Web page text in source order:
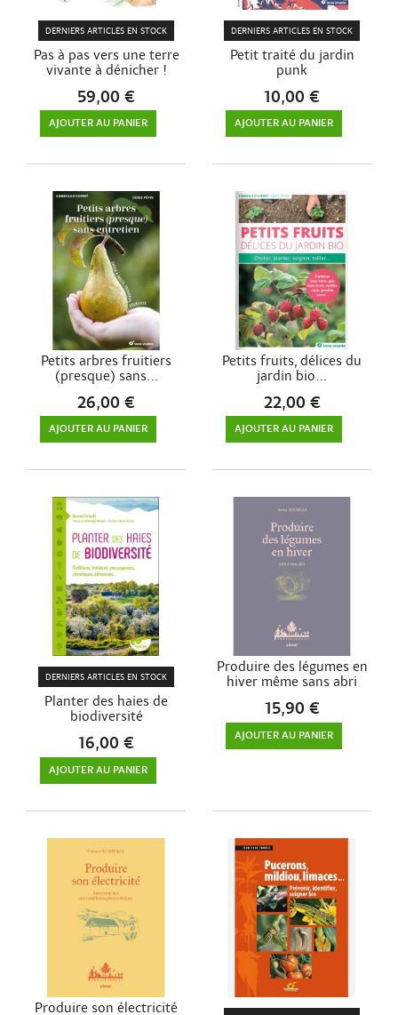
Pas à pas vers une terre
vivante à dénicher !
DERNIERS ARTICLES EN STOCK
59,00 €
AJOUTER AU PANIER
Petit traité du jardin
punk
DERNIERS ARTICLES EN STOCK
10,00 €
AJOUTER AU PANIER
Petits arbres fruitiers
(presque) sans...
26,00 €
AJOUTER AU PANIER
Petits fruits, délices du
jardin bio...
22,00 €
AJOUTER AU PANIER
Planter des haies de
biodiversité
DERNIERS ARTICLES EN STOCK
16,00 €
AJOUTER AU PANIER
Produire des légumes en
hiver même sans abri
15,90 €
AJOUTER AU PANIER
Produire son électricité